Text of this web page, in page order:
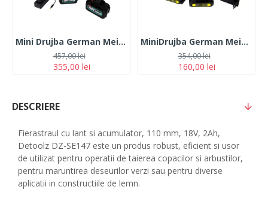
Mini Drujba German Meister 128V, 10Ah, cu 2 Acumulatori, Lama 20CM, Albastra
355,00 lei
457,00 lei
MiniDrujba German Meister, 36V, 5Ah, 2 Acumulatori, Lama 15CM, Neagra
160,00 lei
354,00 lei
DESCRIERE
Fierastraul cu lant si acumulator, 110 mm, 18V, 2Ah,
Detoolz DZ-SE147 este un produs robust, eficient si usor
de utilizat pentru operatii de taierea copacilor si arbustilor,
pentru maruntirea deseurilor verzi sau pentru diverse
aplicatii in constructiile de lemn.